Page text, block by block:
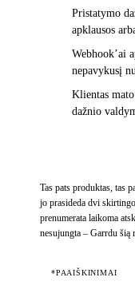
Pristatymo
apklausos
Webhook’ai
nepavykusį
Klientas
dažnio
Tas pats produktas, tas
jo prasideda dvi
prenumerata laikoma
nesujungta – Garrdu šią
*PAAIŠKINIMAI